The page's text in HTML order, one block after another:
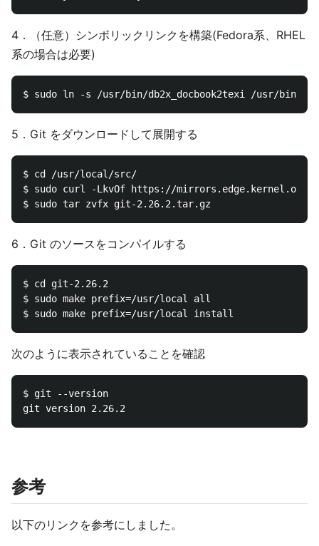
4．（任意）シンボリックリンクを構築(Fedora系、RHEL
系の場合は必要)
5．Git をダウンロードして展開する
$ cd /usr/local/src/
$ sudo curl -LkvOf https://
6．Git のソースをコンパイルする
$ cd git-2.26.2
$ sudo make prefix=/usr/local all
次のように表示されていることを確認
$ git --version
参考
以下のリンクを参考にしました。